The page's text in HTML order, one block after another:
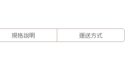
規格說明 運送方式